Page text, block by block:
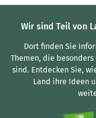
Wir sind Teil von
Dort finden Sie
Themen, die
sind. Entdecken Sie,
Land ihre Ideen